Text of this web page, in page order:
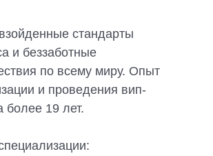
стандарты
и беззаботные
по всему миру. Опыт
и проведения вип-
более 19 лет.